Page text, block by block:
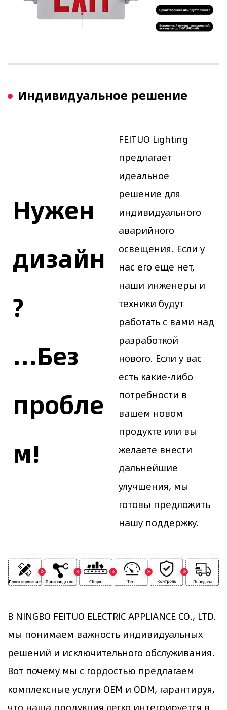
Индивидуальное решение
Нужен
дизайн
?
...Без
пробле
м!
FEITUO Lighting
предлагает
идеальное
решение для
индивидуального
аварийного
освещения. Если у
нас его еще нет,
наши инженеры и
техники будут
работать с вами над
разработкой
нового. Если у вас
есть какие-либо
потребности в
вашем новом
продукте или вы
желаете внести
дальнейшие
улучшения, мы
готовы предложить
нашу поддержку.
В NINGBO FEITUO ELECTRIC APPLIANCE CO., LTD.
мы понимаем важность индивидуальных
решений и исключительного обслуживания.
Вот почему мы с гордостью предлагаем
комплексные услуги OEM и ODM, гарантируя,